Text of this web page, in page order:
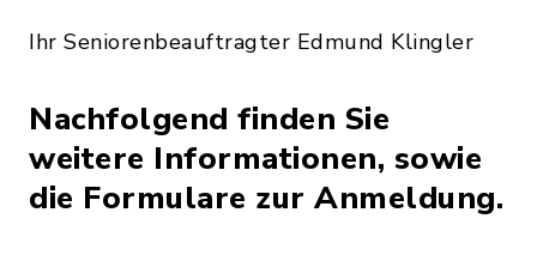
Ihr Seniorenbeauftragter Edmund Klingler
Nachfolgend finden Sie
weitere Informationen, sowie
die Formulare zur Anmeldung.